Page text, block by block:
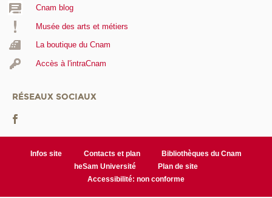
Cnam blog
Musée des arts et métiers
La boutique du Cnam
Accès à l'intraCnam
RÉSEAUX SOCIAUX
Infos site Contacts et plan
Bibliothèques du Cnam
heSam Université
Plan de site
Accessibilité: non conforme